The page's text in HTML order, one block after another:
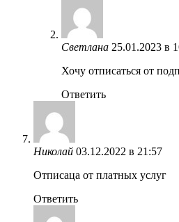
Светлана 25.01.2023 в
Хочу отписаться от
Ответить
Николай 03.12.2022 в 21:57
Отписаца от платных услуг
Ответить